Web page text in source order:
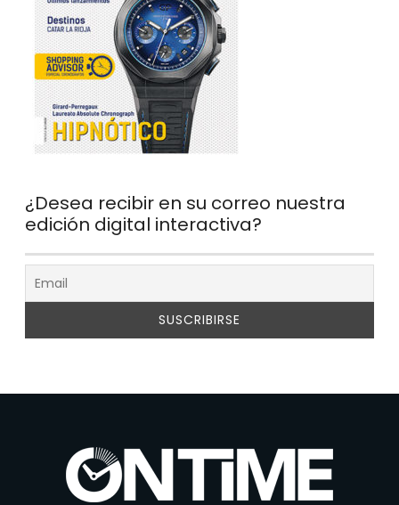
¿Desea recibir en su correo nuestra
edición digital interactiva?